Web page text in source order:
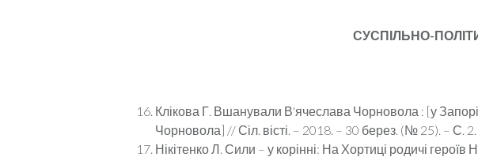
СУСПІЛЬНО-
Клікова Г. Вшанували В'ячеслава Чорновола : [у
Чорновола] // Сіл. вісті. – 2018. – 30 берез. (№ 25). – С. 2.
Нікітенко Л. Сили – у корінні: На Хортиці родичі